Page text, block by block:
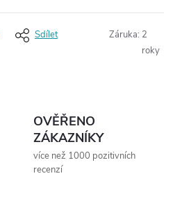
Sdílet Záruka: 2
roky
OVĚŘENO
ZÁKAZNÍKY
více než 1000 pozitivních
recenzí